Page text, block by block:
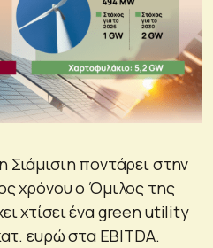
Σιάμισιη ποντάρει στην
χρόνου ο Όμιλος της
χτίσει ένα green utility
ευρώ στα EBITDA.